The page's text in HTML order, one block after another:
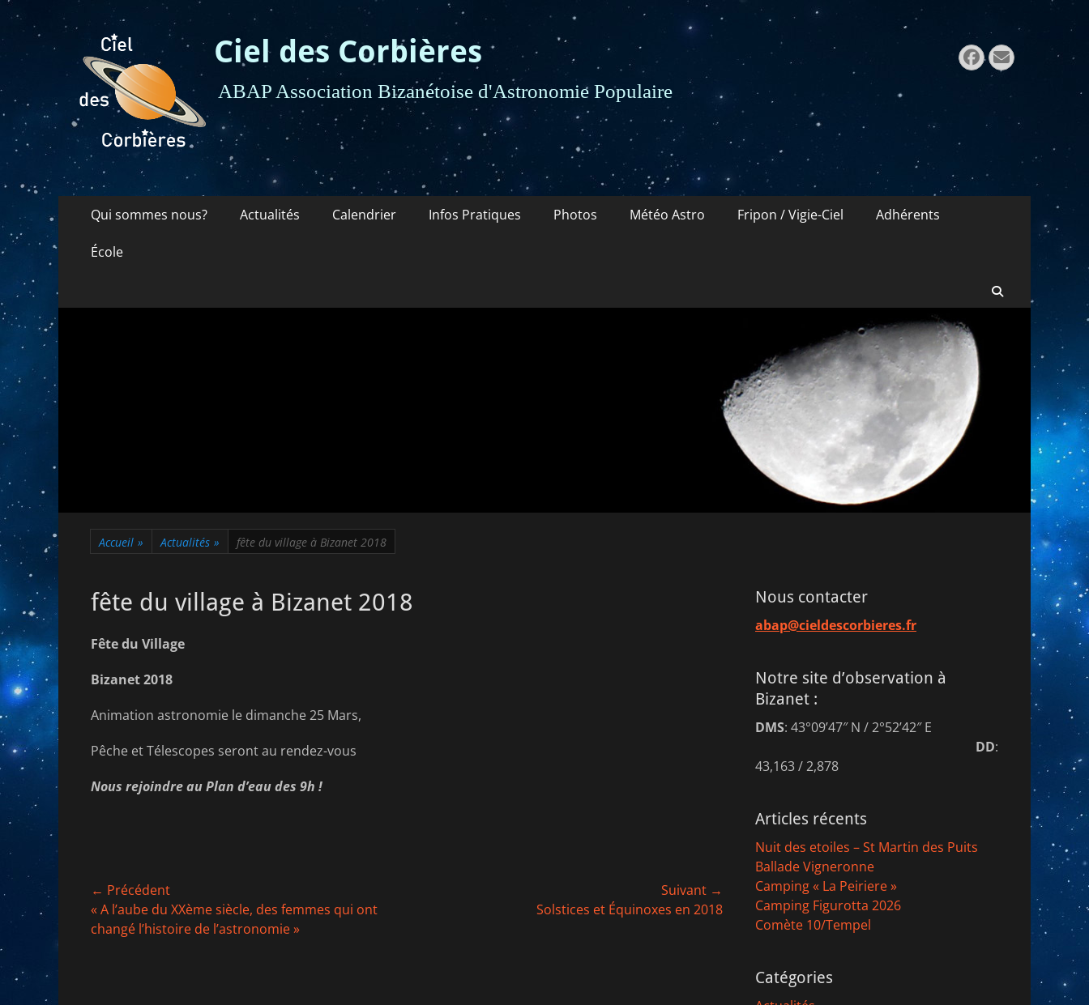
Ciel des Corbières
ABAP Association Bizanétoise d'Astronomie Populaire
Facebook
E-
mail
Menu
principal
contenu
Qui sommes nous? Actualités Calendrier Infos Pratiques Photos Météo Astro Fripon / Vigie-Ciel Adhérents
École
Accueil » Actualités » fête du village à Bizanet 2018
fête du village à Bizanet 2018
Fête du Village
Bizanet 2018
Animation astronomie le dimanche 25 Mars,
Pêche et Télescopes seront au rendez-vous
Nous rejoindre au Plan d’eau des 9h !
Navigation
de
← Précédent
Article
précédent :
« A l’aube du XXème siècle, des femmes qui ont
changé l’histoire de l’astronomie »
Suivant →
Solstices et Équinoxes en 2018
Nous contacter
abap@cieldescorbieres.fr
Notre site d’observation à
Bizanet :
DMS: 43°09’47″ N / 2°52’42″ E
DD:
43,163 / 2,878
Articles récents
Nuit des etoiles – St Martin des Puits
Ballade Vigneronne
Camping « La Peiriere »
Camping Figurotta 2026
Comète 10/Tempel
Catégories